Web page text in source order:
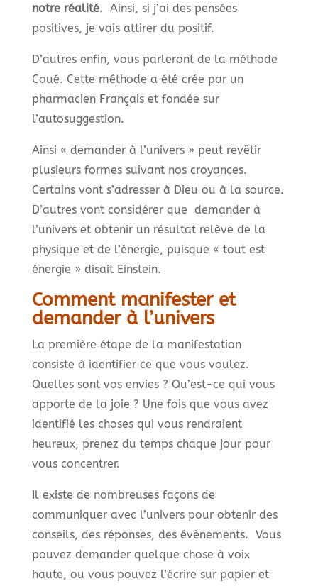
notre réalité. Ainsi, si j’ai des pensées
positives, je vais attirer du positif.
D’autres enfin, vous parleront de la méthode
Coué. Cette méthode a été crée par un
pharmacien Français et fondée sur
l’autosuggestion.
Ainsi « demander à l’univers » peut revêtir
plusieurs formes suivant nos croyances.
Certains vont s’adresser à Dieu ou à la source.
D’autres vont considérer que demander à
l’univers et obtenir un résultat relève de la
physique et de l’énergie, puisque « tout est
énergie » disait Einstein.
Comment manifester et
demander à l’univers
La première étape de la manifestation
consiste à identifier ce que vous voulez.
Quelles sont vos envies ? Qu’est-ce qui vous
apporte de la joie ? Une fois que vous avez
identifié les choses qui vous rendraient
heureux, prenez du temps chaque jour pour
vous concentrer.
Il existe de nombreuses façons de
communiquer avec l’univers pour obtenir des
conseils, des réponses, des évènements. Vous
pouvez demander quelque chose à voix
haute, ou vous pouvez l’écrire sur papier et